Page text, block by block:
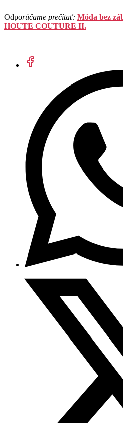
Odporúčame prečítať: Móda bez
HOUTE COUTURE II.